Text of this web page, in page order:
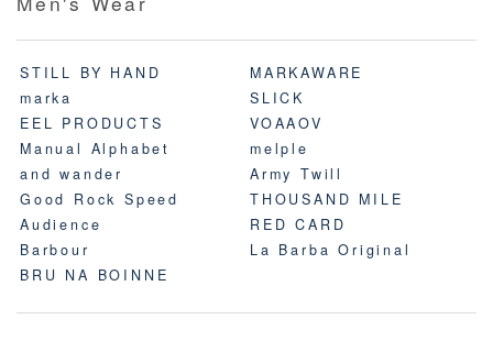
STILL BY HAND
MARKAWARE
marka
SLICK
EEL PRODUCTS
VOAAOV
Manual Alphabet
melple
and wander
Army Twill
Good Rock Speed
THOUSAND MILE
Audience
RED CARD
Barbour
La Barba Original
BRU NA BOINNE